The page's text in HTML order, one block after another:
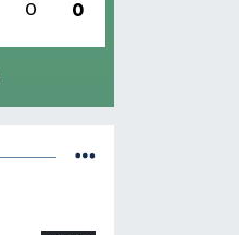
0 0